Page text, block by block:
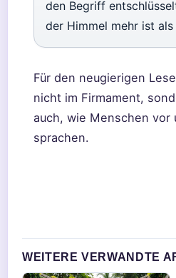
den Begriff
der Himmel mehr ist als
Für den neugierigen
nicht im Firmament,
auch, wie Menschen vor
sprachen.
WEITERE VERWANDTE